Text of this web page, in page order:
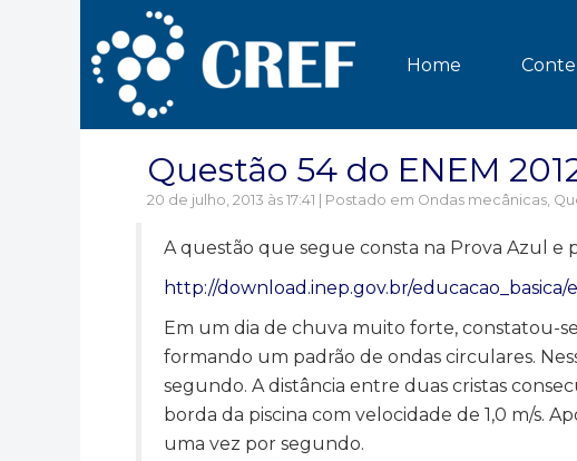
Home
Questão 54 do ENEM
20 de julho, 2013 às 17:41 | Postado em Ondas mecânicas,
A questão que segue consta na Prova Azul e
http://download.inep.gov.br/
Em um dia de chuva muito forte, constatou-
formando um padrão de ondas circulares.
segundo. A distância entre duas cristas
borda da piscina com velocidade de 1,0 m/s.
uma vez por segundo.